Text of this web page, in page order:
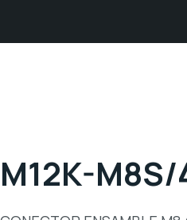
M12K-M8S/